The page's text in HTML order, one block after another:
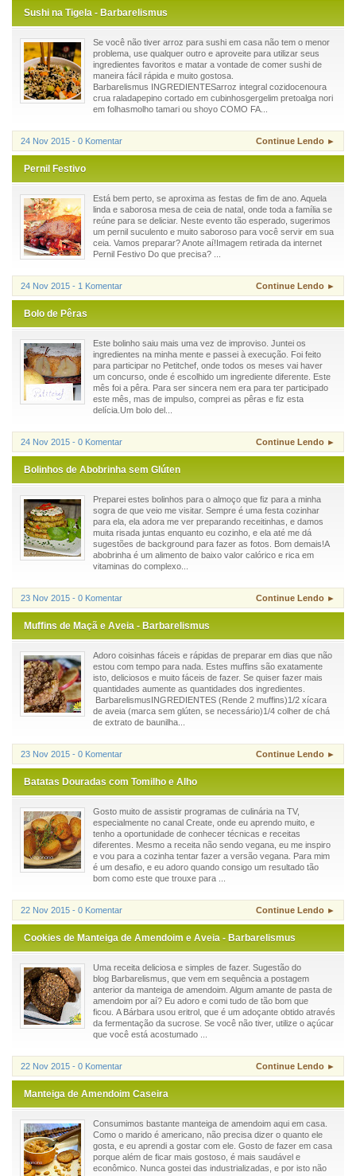
Sushi na Tigela - Barbarelismus
Se você não tiver arroz para sushi em casa não tem o menor
problema, use qualquer outro e aproveite para utilizar seus
ingredientes favoritos e matar a vontade de comer sushi de
maneira fácil rápida e muito gostosa.
Barbarelismus INGREDIENTESarroz integral cozidocenoura
crua raladapepino cortado em cubinhosgergelim pretoalga nori
em folhasmolho tamari ou shoyo COMO FA...
24 Nov 2015 - 0 Komentar Continue Lendo ►
Pernil Festivo
Está bem perto, se aproxima as festas de fim de ano. Aquela
linda e saborosa mesa de ceia de natal, onde toda a família se
reúne para se deliciar. Neste evento tão esperado, sugerimos
um pernil suculento e muito saboroso para você servir em sua
ceia. Vamos preparar? Anote aí!Imagem retirada da internet
Pernil Festivo Do que precisa? ...
24 Nov 2015 - 1 Komentar Continue Lendo ►
Bolo de Pêras
Este bolinho saiu mais uma vez de improviso. Juntei os
ingredientes na minha mente e passei à execução. Foi feito
para participar no Petitchef, onde todos os meses vai haver
um concurso, onde é escolhido um ingrediente diferente. Este
mês foi a pêra. Para ser sincera nem era para ter participado
este mês, mas de impulso, comprei as pêras e fiz esta
delícia.Um bolo del...
24 Nov 2015 - 0 Komentar Continue Lendo ►
Bolinhos de Abobrinha sem Glúten
Preparei estes bolinhos para o almoço que fiz para a minha
sogra de que veio me visitar. Sempre é uma festa cozinhar
para ela, ela adora me ver preparando receitinhas, e damos
muita risada juntas enquanto eu cozinho, e ela até me dá
sugestões de background para fazer as fotos. Bom demais!A
abobrinha é um alimento de baixo valor calórico e rica em
vitaminas do complexo...
23 Nov 2015 - 0 Komentar Continue Lendo ►
Muffins de Maçã e Aveia - Barbarelismus
Adoro coisinhas fáceis e rápidas de preparar em dias que não
estou com tempo para nada. Estes muffins são exatamente
isto, deliciosos e muito fáceis de fazer. Se quiser fazer mais
quantidades aumente as quantidades dos ingredientes.
BarbarelismusINGREDIENTES (Rende 2 muffins)1/2 xícara
de aveia (marca sem glúten, se necessário)1/4 colher de chá
de extrato de baunilha...
23 Nov 2015 - 0 Komentar Continue Lendo ►
Batatas Douradas com Tomilho e Alho
Gosto muito de assistir programas de culinária na TV,
especialmente no canal Create, onde eu aprendo muito, e
tenho a oportunidade de conhecer técnicas e receitas
diferentes. Mesmo a receita não sendo vegana, eu me inspiro
e vou para a cozinha tentar fazer a versão vegana. Para mim
é um desafio, e eu adoro quando consigo um resultado tão
bom como este que trouxe para ...
22 Nov 2015 - 0 Komentar Continue Lendo ►
Cookies de Manteiga de Amendoim e Aveia - Barbarelismus
Uma receita deliciosa e simples de fazer. Sugestão do
blog Barbarelismus, que vem em sequência a postagem
anterior da manteiga de amendoim. Algum amante de pasta de
amendoim por aí? Eu adoro e comi tudo de tão bom que
ficou. A Bárbara usou eritrol, que é um adoçante obtido através
da fermentação da sucrose. Se você não tiver, utilize o açúcar
que você está acostumado ...
22 Nov 2015 - 0 Komentar Continue Lendo ►
Manteiga de Amendoim Caseira
Consumimos bastante manteiga de amendoim aqui em casa.
Como o marido é americano, não precisa dizer o quanto ele
gosta, e eu aprendi a gostar com ele. Gosto de fazer em casa
porque além de ficar mais gostoso, é mais saudável e
econômico. Nunca gostei das industrializadas, e por isto não